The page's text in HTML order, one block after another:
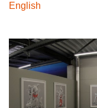
English